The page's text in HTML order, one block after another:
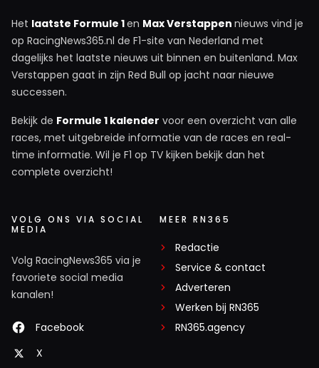
Het laatste Formule 1en Max Verstappen nieuws vind je
op RacingNews365.nl de F1-site van Nederland met
dagelijks het laatste nieuws uit binnen en buitenland. Max
Verstappen gaat in zijn Red Bull op jacht naar nieuwe
successen.
Bekijk de Formule 1 kalender voor een overzicht van alle
races, met uitgebreide informatie van de races en real-
time informatie. Wil je F1 op TV kijken bekijk dan het
complete overzicht!
VOLG ONS VIA SOCIAL
MEDIA
Volg RacingNews365 via je
favoriete social media
kanalen!
Facebook
X
MEER RN365
Redactie
Service & contact
Adverteren
Werken bij RN365
RN365.agency